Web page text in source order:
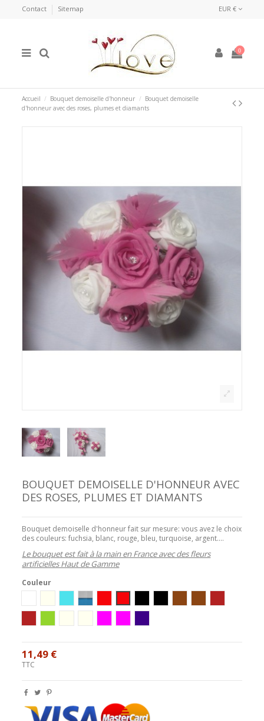
Contact Sitemap EUR €
0
Accueil Bouquet demoiselle d'honneur
Bouquet demoiselle
d'honneur avec des roses, plumes et diamants
BOUQUET DEMOISELLE D'HONNEUR AVEC
DES ROSES, PLUMES ET DIAMANTS
Bouquet demoiselle d'honneur fait sur mesure: vous avez le choix
des couleurs: fuchsia, blanc, rouge, bleu, turquoise, argent....
Le bouquet est fait à la main en France avec des fleurs
artificielles Haut de Gamme
Couleur
Ivoire / Turquoise
Blanc/Turquoise
11,49 €
TTC